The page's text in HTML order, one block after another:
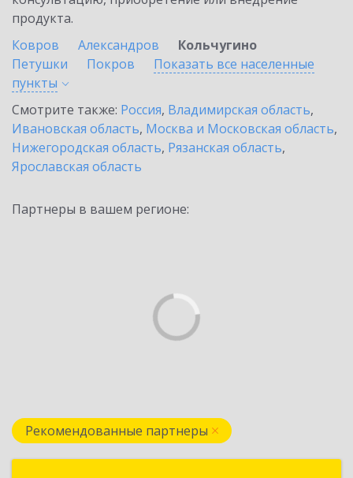
продукта.
Ковров
Александров
Кольчугино
Петушки
Покров
Показать все населенные
пункты
Смотрите также: Россия, Владимирская область,
Ивановская область, Москва и Московская область,
Нижегородская область, Рязанская область,
Ярославская область
Партнеры в вашем регионе:
Рекомендованные партнеры